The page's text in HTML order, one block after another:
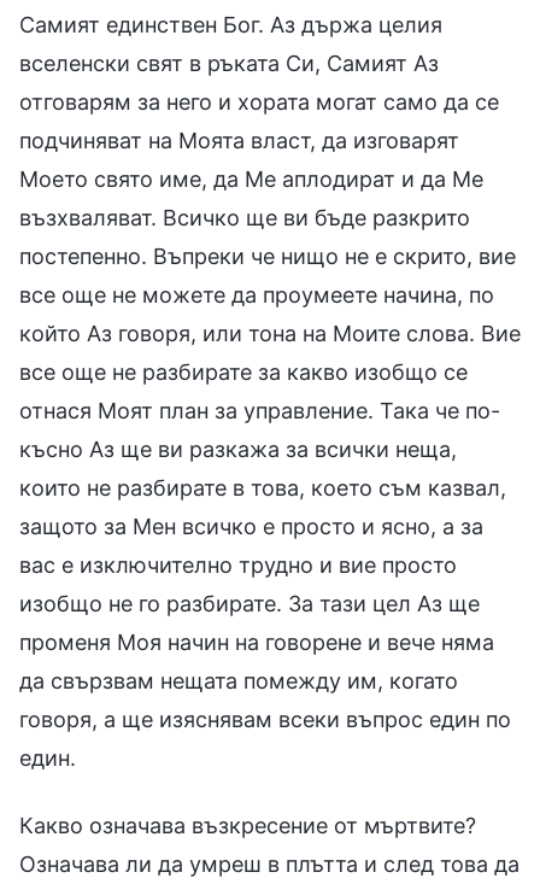
Самият единствен Бог. Аз държа целия
вселенски свят в ръката Си, Самият Аз
отговарям за него и хората могат само да се
подчиняват на Моята власт, да изговарят
Моето свято име, да Ме аплодират и да Ме
възхваляват. Всичко ще ви бъде разкрито
постепенно. Въпреки че нищо не е скрито, вие
все още не можете да проумеете начина, по
който Аз говоря, или тона на Моите слова. Вие
все още не разбирате за какво изобщо се
отнася Моят план за управление. Така че по-
късно Аз ще ви разкажа за всички неща,
които не разбирате в това, което съм казвал,
защото за Мен всичко е просто и ясно, а за
вас е изключително трудно и вие просто
изобщо не го разбирате. За тази цел Аз ще
променя Моя начин на говорене и вече няма
да свързвам нещата помежду им, когато
говоря, а ще изяснявам всеки въпрос един по
един.
Какво означава възкресение от мъртвите?
Означава ли да умреш в плътта и след това да